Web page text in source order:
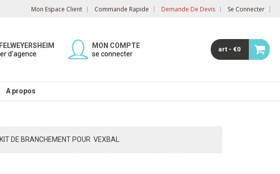
Mon Espace Client Commande Rapide Demande De Devis Se Connecter
d'agence
MON COMPTE
se connecter
art - €0
A propos
KIT DE BRANCHEMENT POUR VEXBAL